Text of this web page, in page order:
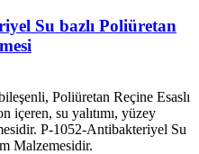
Su bazlı Poliüretan
Poliüretan Reçine Esaslı
içeren, su yalıtımı, yüzey
P-1052-Antibakteriyel Su
Malzemesidir.